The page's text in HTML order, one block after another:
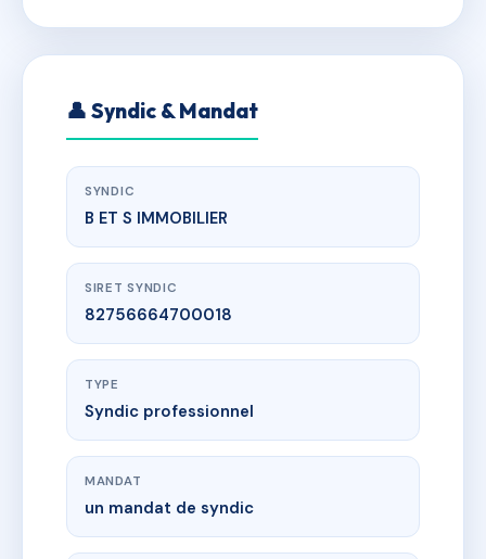
👤 Syndic & Mandat
SYNDIC
B ET S IMMOBILIER
SIRET SYNDIC
82756664700018
TYPE
Syndic professionnel
MANDAT
un mandat de syndic